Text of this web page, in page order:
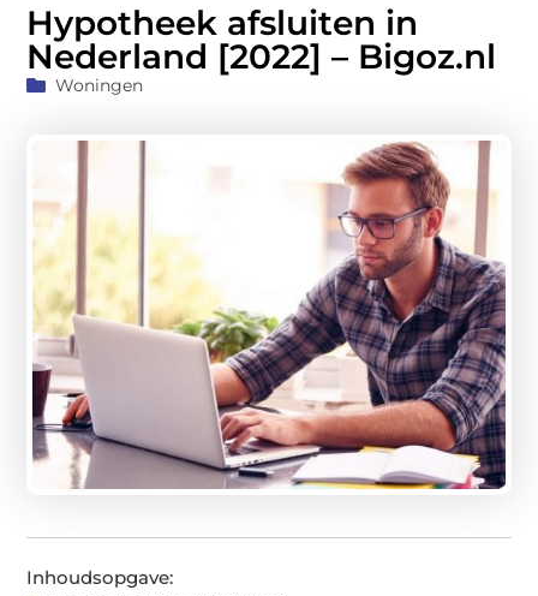
Hypotheek afsluiten in
Nederland [2022] – Bigoz.nl
Woningen
Inhoudsopgave: